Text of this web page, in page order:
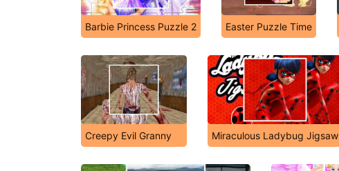
Barbie Princess Puzzle 2 Easter Puzzle Time
Creepy Evil Granny Miraculous Ladybug Jigsaw